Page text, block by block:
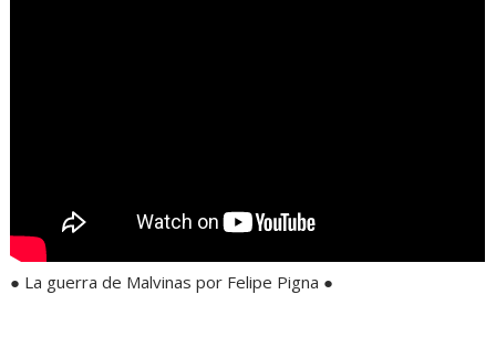
● La guerra de Malvinas por Felipe Pigna ●